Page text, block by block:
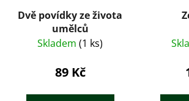
Dvě povídky ze života
umělců
Skladem (1 ks)
89 Kč